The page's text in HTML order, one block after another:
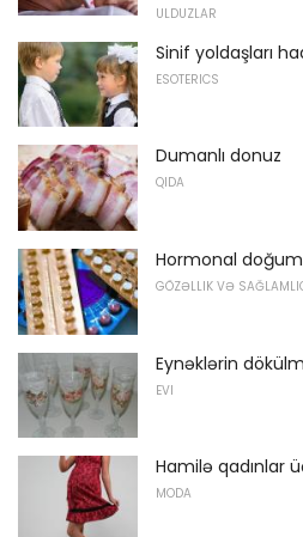
ULDUZLAR
Sinif yoldaşları
ESOTERICS
Dumanlı donuz
QIDA
Hormonal
GÖZƏLLIK VƏ
Eynəklərin
EVI
Hamilə qadınlar
MODA